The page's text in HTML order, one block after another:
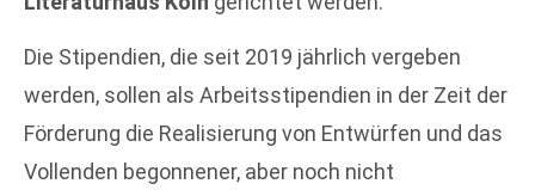
Die Stipendien, die seit 2019 jährlich vergeben
werden, sollen als Arbeitsstipendien in der Zeit der
Förderung die Realisierung von Entwürfen und das
Vollenden begonnener, aber noch nicht